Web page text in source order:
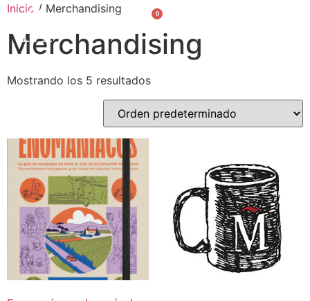
0
Inicio / Merchandising
Merchandising
Mostrando los 5 resultados